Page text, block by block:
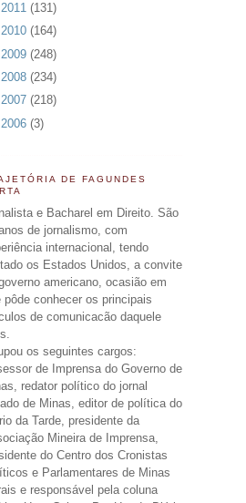
2011 (131)
2010 (164)
2009 (248)
2008 (234)
2007 (218)
2006 (3)
DE FAGUNDES
e Bacharel em Direito. São
de jornalismo, com
internacional, tendo
os Estados Unidos, a convite
americano, ocasião em
pôde conhecer os principais
de comunicacão daquele
os seguintes cargos:
de Imprensa do Governo de
redator político do jornal
de Minas, editor de política do
da Tarde, presidente da
Mineira de Imprensa,
do Centro dos Cronistas
e Parlamentares de Minas
e responsável pela coluna